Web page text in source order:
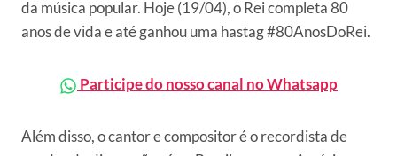
da música popular. Hoje (19/04), o Rei completa 80
anos de vida e até ganhou uma hastag #80AnosDoRei.
Participe do nosso canal no Whatsapp
Além disso, o cantor e compositor é o recordista de